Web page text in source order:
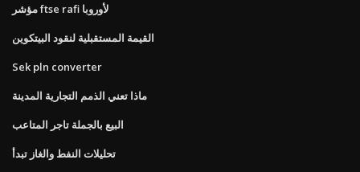
مؤشر ftse rafi لأوروبا
القيمة المستقبلية لنقود البيتكوين
Sek pln converter
ماذا تعني الذمم التجارية المدينة
البيع بالجملة تاجر المتاعب
تحليلات النفط والغاز تبدأ